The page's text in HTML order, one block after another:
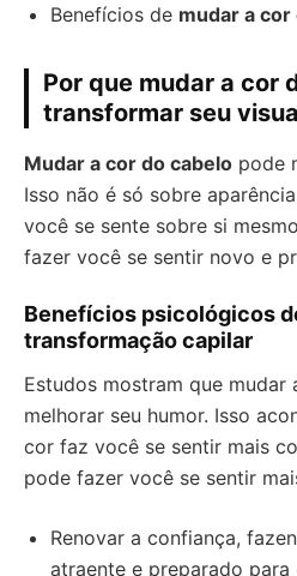
Benefícios de mudar a cor
Por que mudar a cor
transformar seu
Mudar a cor do cabelo pode
Isso não é só sobre
você se sente sobre si
fazer você se sentir novo e
Benefícios psicológicos
transformação capilar
Estudos mostram que
melhorar seu humor. Isso
cor faz você se sentir mais
pode fazer você se sentir
Renovar a confiança,
atraente e preparado para